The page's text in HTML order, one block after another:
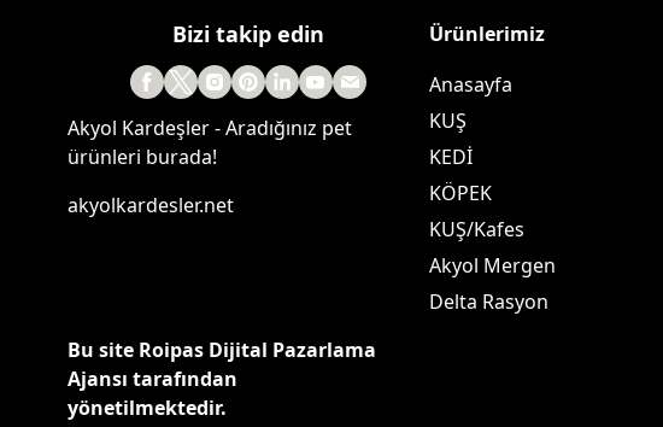
Bizi takip edin
Akyol Kardeşler - Aradığınız pet
ürünleri burada!
akyolkardesler.net
Bu site Roipas Dijital Pazarlama
Ajansı tarafından
yönetilmektedir.
Ürünlerimiz
Anasayfa
KUŞ
KEDİ
KÖPEK
KUŞ/Kafes
Akyol Mergen
Delta Rasyon